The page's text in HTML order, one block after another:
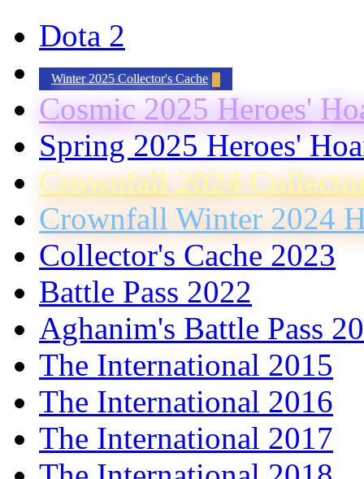
Dota 2
Winter 2025 Collector's Cache
Cosmic 2025 Heroes'
Spring 2025 Heroes'
Crownfall 2024
Crownfall Winter 2024
Collector's Cache 2023
Battle Pass 2022
Aghanim's Battle Pass
The International 2015
The International 2016
The International 2017